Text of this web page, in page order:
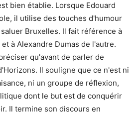
bien établie. Lorsque Edouard
il utilise des touches d'humour
Bruxelles. Il fait référence à
à Alexandre Dumas de l'autre.
qu'avant de parler de
Il souligne que ce n'est ni
ni un groupe de réflexion,
dont le but est de conquérir
Il termine son discours en